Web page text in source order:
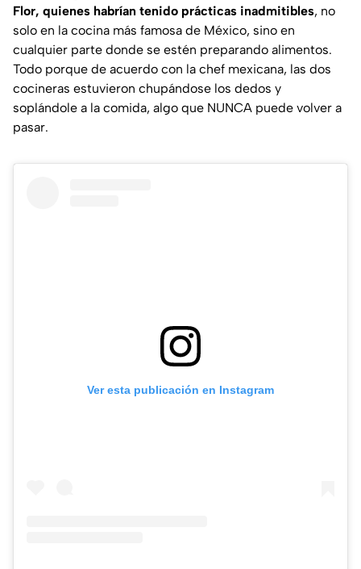
Flor, quienes habrían tenido prácticas inadmitibles, no
solo en la cocina más famosa de México, sino en
cualquier parte donde se estén preparando alimentos.
Todo porque de acuerdo con la chef mexicana, las dos
cocineras estuvieron chupándose los dedos y
soplándole a la comida, algo que NUNCA puede volver a
pasar.
Ver esta publicación en Instagram